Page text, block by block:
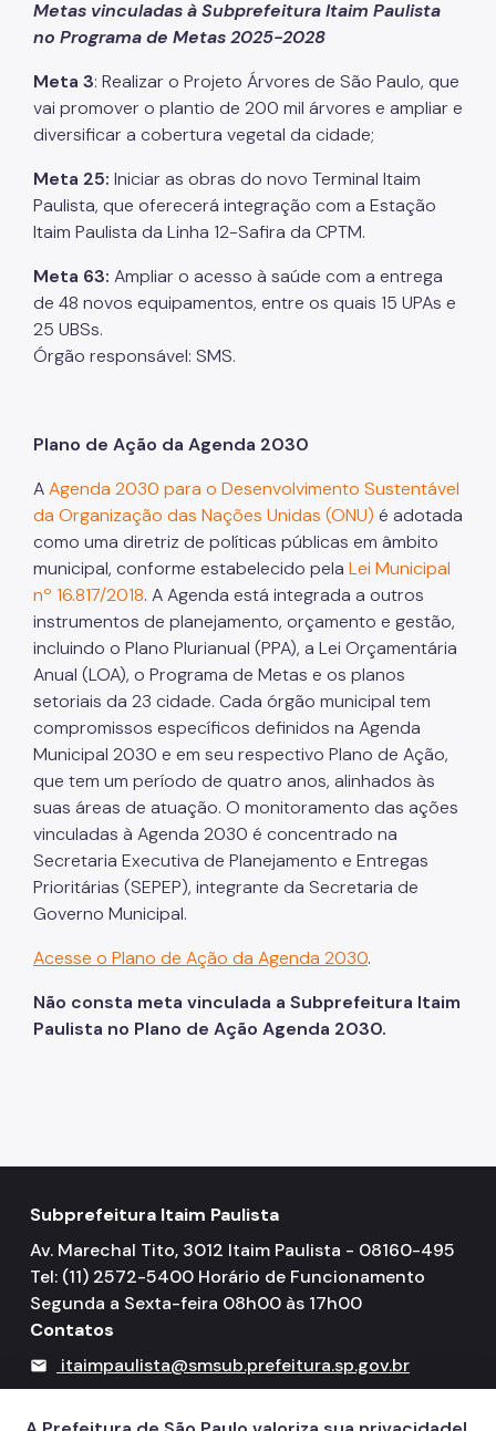
Metas vinculadas à Subprefeitura Itaim Paulista
no Programa de Metas 2025-2028
Meta 3: Realizar o Projeto Árvores de São Paulo, que
vai promover o plantio de 200 mil árvores e ampliar e
diversificar a cobertura vegetal da cidade;
Meta 25: Iniciar as obras do novo Terminal Itaim
Paulista, que oferecerá integração com a Estação
Itaim Paulista da Linha 12-Safira da CPTM.
Meta 63: Ampliar o acesso à saúde com a entrega
de 48 novos equipamentos, entre os quais 15 UPAs e
25 UBSs.
Órgão responsável: SMS.
Plano de Ação da Agenda 2030
AAgenda 2030 para o Desenvolvimento Sustentável
da Organização das Nações Unidas (ONU) é adotada
como uma diretriz de políticas públicas em âmbito
municipal, conforme estabelecido pela Lei Municipal
nº 16.817/2018. A Agenda está integrada a outros
instrumentos de planejamento, orçamento e gestão,
incluindo o Plano Plurianual (PPA), a Lei Orçamentária
Anual (LOA), o Programa de Metas e os planos
setoriais da 23 cidade. Cada órgão municipal tem
compromissos específicos definidos na Agenda
Municipal 2030 e em seu respectivo Plano de Ação,
que tem um período de quatro anos, alinhados às
suas áreas de atuação. O monitoramento das ações
vinculadas à Agenda 2030 é concentrado na
Secretaria Executiva de Planejamento e Entregas
Prioritárias (SEPEP), integrante da Secretaria de
Governo Municipal.
Acesse o Plano de Ação da Agenda 2030.
Não consta meta vinculada a Subprefeitura Itaim
Paulista no Plano de Ação Agenda 2030.
Subprefeitura Itaim Paulista
Av. Marechal Tito, 3012 Itaim Paulista - 08160-495
Tel: (11) 2572-5400 Horário de Funcionamento
Segunda a Sexta-feira 08h00 às 17h00
Contatos
mail itaimpaulista@smsub.prefeitura.sp.gov.br
156